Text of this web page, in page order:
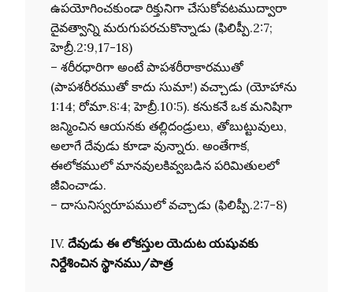
ఉపయోగించకుండా రిక్తునిగా చేసుకోవటముద్వారా
దైవత్వాన్ని మరుగుపరచుకొన్నాడు (ఫిలిప్పీ.2:7;
హెబ్రీ.2:9,17-18)
– శరీరధారిగా అంటే పాపశరీరాకారముతో
(పాపశరీరముతో కాదు సుమా!) వచ్చాడు (యోహాను
1:14; రోమా.8:4; హెబ్రీ.10:5). కనుకనే ఒక మనిషిగా
జన్మించిన ఆయనకు తల్లిదండ్రులు, తోబుట్టువులు,
అలాగే దేవుడు కూడా వున్నారు. అంతేగాక,
ఈలోకములో మానవులకివ్వబడిన పరిమితులలో
జీవించాడు.
– దాసునిస్వరూపములో వచ్చాడు (ఫిలిప్పీ.2:7-8)
IV. దేవుడు ఈ లోకస్తుల యెదుట యషువకు
నిర్దేశించిన స్థానము/పాత్ర